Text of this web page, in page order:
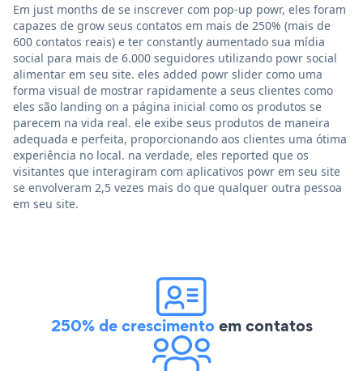
Em just months de se inscrever com pop-up powr, eles foram
capazes de grow seus contatos em mais de 250% (mais de
600 contatos reais) e ter constantly aumentado sua mídia
social para mais de 6.000 seguidores utilizando powr social
alimentar em seu site. eles added powr slider como uma
forma visual de mostrar rapidamente a seus clientes como
eles são landing on a página inicial como os produtos se
parecem na vida real. ele exibe seus produtos de maneira
adequada e perfeita, proporcionando aos clientes uma ótima
experiência no local. na verdade, eles reported que os
visitantes que interagiram com aplicativos powr em seu site
se envolveram 2,5 vezes mais do que qualquer outra pessoa
em seu site.
250% de crescimentoem contatos